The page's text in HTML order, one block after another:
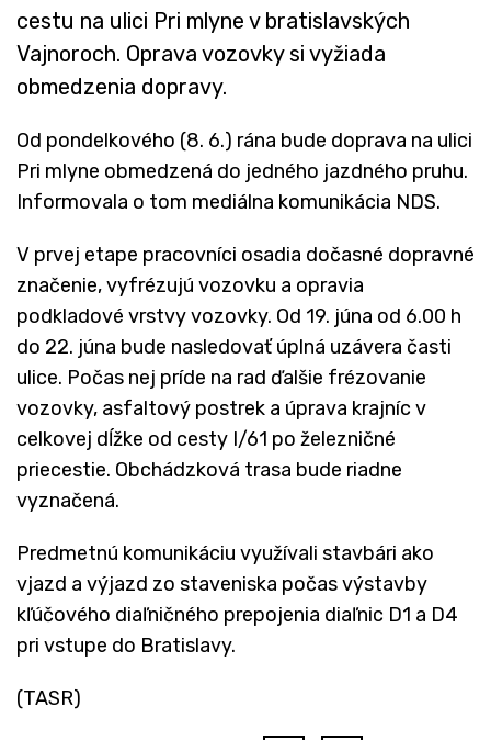
cestu na ulici Pri mlyne v bratislavských
Vajnoroch. Oprava vozovky si vyžiada
obmedzenia dopravy.
Od pondelkového (8. 6.) rána bude doprava na ulici
Pri mlyne obmedzená do jedného jazdného pruhu.
Informovala o tom mediálna komunikácia NDS.
V prvej etape pracovníci osadia dočasné dopravné
značenie, vyfrézujú vozovku a opravia
podkladové vrstvy vozovky. Od 19. júna od 6.00 h
do 22. júna bude nasledovať úplná uzávera časti
ulice. Počas nej príde na rad ďalšie frézovanie
vozovky, asfaltový postrek a úprava krajníc v
celkovej dĺžke od cesty I/61 po železničné
priecestie. Obchádzková trasa bude riadne
vyznačená.
Predmetnú komunikáciu využívali stavbári ako
vjazd a výjazd zo staveniska počas výstavby
kľúčového diaľničného prepojenia diaľnic D1 a D4
pri vstupe do Bratislavy.
(TASR)